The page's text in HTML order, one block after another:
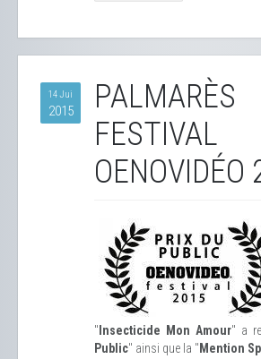
14 Jui
2015
PALMARÈS
FESTIVAL
OENOVIDÉO
" Insecticide Mon Amour" a
Public" ainsi que la " Mention